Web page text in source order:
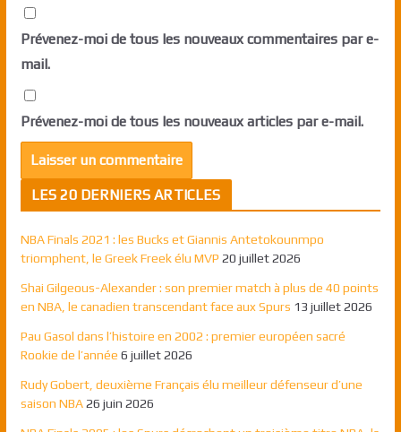
Prévenez-moi de tous les nouveaux commentaires par e-
mail.
Prévenez-moi de tous les nouveaux articles par e-mail.
LES 20 DERNIERS ARTICLES
NBA Finals 2021 : les Bucks et Giannis Antetokounmpo
triomphent, le Greek Freek élu MVP 20 juillet 2026
Shai Gilgeous-Alexander : son premier match à plus de 40 points
en NBA, le canadien transcendant face aux Spurs 13 juillet 2026
Pau Gasol dans l’histoire en 2002 : premier européen sacré
Rookie de l’année 6 juillet 2026
Rudy Gobert, deuxième Français élu meilleur défenseur d’une
saison NBA 26 juin 2026